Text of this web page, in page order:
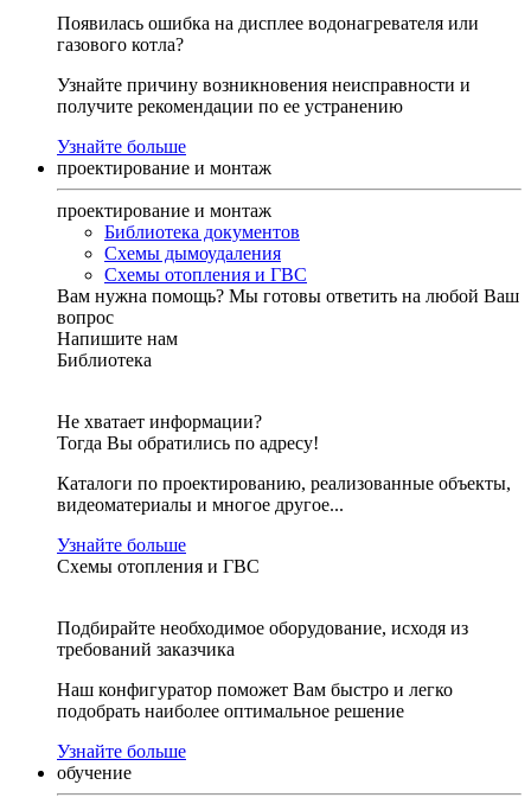
Появилась ошибка на дисплее водонагревателя или
газового котла?
Узнайте причину возникновения неисправности и
получите рекомендации по ее устранению
Узнайте больше
проектирование и монтаж
проектирование и монтаж
Библиотека документов
Схемы дымоудаления
Схемы отопления и ГВС
Вам нужна помощь? Мы готовы ответить на любой Ваш
вопрос
Напишите нам
Библиотека
Не хватает информации?
Тогда Вы обратились по адресу!
Каталоги по проектированию, реализованные объекты,
видеоматериалы и многое другое...
Узнайте больше
Схемы отопления и ГВС
Подбирайте необходимое оборудование, исходя из
требований заказчика
Наш конфигуратор поможет Вам быстро и легко
подобрать наиболее оптимальное решение
Узнайте больше
обучение